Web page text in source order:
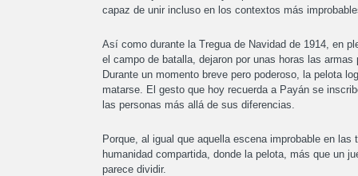
capaz de unir incluso en los contextos más
Así como durante la Tregua de Navidad de 1914, en
el campo de batalla, dejaron por unas horas las
Durante un momento breve pero poderoso, la pelota
matarse. El gesto que hoy recuerda a Payán se
las personas más allá de sus diferencias.
Porque, al igual que aquella escena improbable en
humanidad compartida, donde la pelota, más que un
parece dividir.